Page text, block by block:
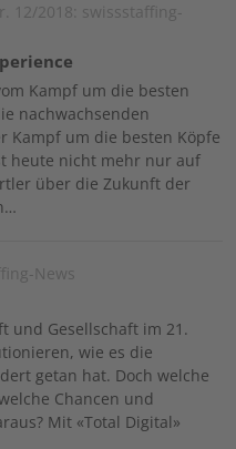
12/2018: swissstaffing-
Kampf um die besten
nachwachsenden
Kampf um die besten Köpfe
heute nicht mehr nur auf
über die Zukunft der
News
und Gesellschaft im 21.
wie es die
getan hat. Doch welche
Chancen und
Mit «Total Digital»